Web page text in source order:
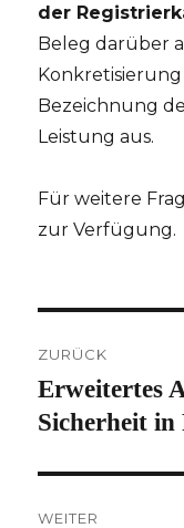
der
Beleg darüber
Bezeichnung
Leistung aus.
Für weitere
zur Verfügung.
ZURÜCK
Vorheriger
Beitrag:
Erweitertes
Sicherheit in
WEITER